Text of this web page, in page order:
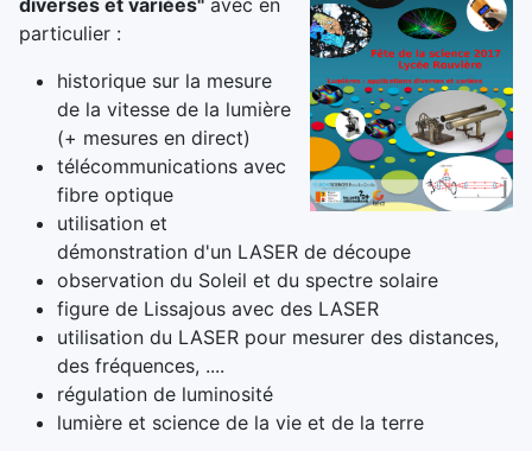
diverses et variées" avec en
particulier :
historique sur la mesure
de la vitesse de la lumière
(+ mesures en direct)
télécommunications avec
fibre optique
utilisation et
démonstration d'un LASER de découpe
observation du Soleil et du spectre solaire
figure de Lissajous avec des LASER
utilisation du LASER pour mesurer des distances,
des fréquences, ....
régulation de luminosité
lumière et science de la vie et de la terre